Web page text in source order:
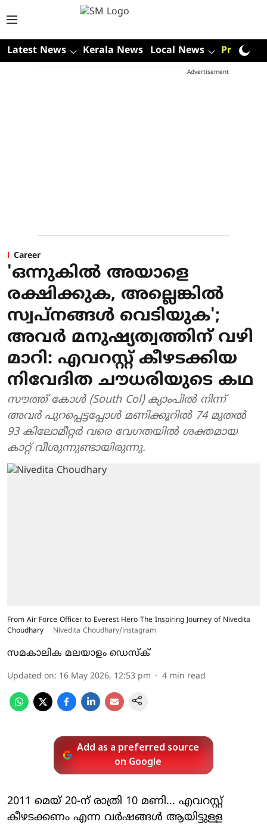
Latest News Kerala News Local News Premium
Advertisement
Career
'ഒന്നുകിൽ അയാളെ
രക്ഷിക്കുക, അല്ലെങ്കിൽ
സ്വപ്‌നങ്ങള്‍ വെടിയുക';
അവര്‍ മനുഷ്യത്വത്തിന് വഴി
മാറി: എവറസ്റ്റ് കീഴടക്കിയ
നിവേദിത ചൗധരിയുടെ കഥ
സൗത്ത് കോൾ (South Col) ക്യാംപിൽ നിന്ന്
അവർ പുറപ്പെട്ടപ്പോൾ മണിക്കൂറിൽ 74 മുതൽ
93 കിലോമീറ്റർ വരെ വേഗതയിൽ ശക്തമായ
കാറ്റ് വീശുന്നുണ്ടായിരുന്നു.
From Air Force Officer to Everest Hero The Inspiring Journey of Nivedita
Choudhary
Nivedita Choudhary/instagram
സമകാലിക മലയാളം ഡെസ്ക്
Updated on: 16 May 2026, 12:53 pm 4 min read
Add as a preferred source
on Google
2011 മെയ് 20-ന് രാത്രി 10 മണി... എവറസ്റ്റ്
കീഴടക്കണം എന്ന വർഷങ്ങൾ ആയിട്ടുള്ള